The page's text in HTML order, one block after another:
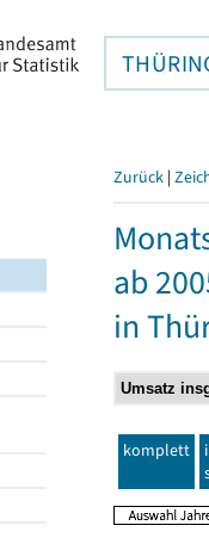
Zurück |
ab
in
komplett